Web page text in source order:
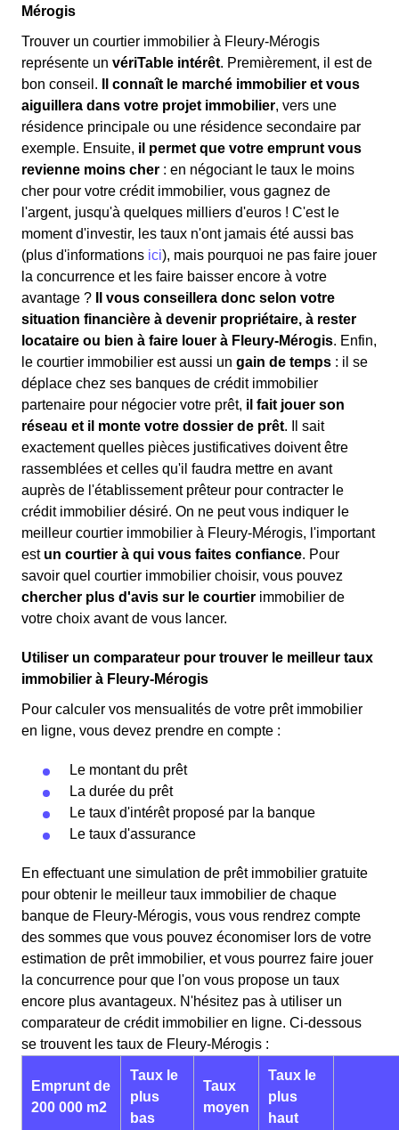
Mérogis
Trouver un courtier immobilier à Fleury-Mérogis
représente un vériTable intérêt. Premièrement, il est de
bon conseil.
Il connaît le marché immobilier et vous
aiguillera dans votre projet immobilier, vers une
résidence principale ou une résidence secondaire par
exemple. Ensuite, il permet que votre emprunt vous
revienne moins cher : en négociant le taux le moins
cher pour votre crédit immobilier, vous gagnez de
l'argent, jusqu'à quelques milliers d'euros ! C'est le
moment d'investir, les taux n'ont jamais été aussi bas
(plus d'informations ici), mais pourquoi ne pas faire jouer
la concurrence et les faire baisser encore à votre
avantage ?
Il vous conseillera donc selon votre
situation financière à devenir propriétaire, à rester
locataire ou bien à faire louer à Fleury-Mérogis. Enfin,
le courtier immobilier est aussi un gain de temps : il se
déplace chez ses banques de crédit immobilier
partenaire pour négocier votre prêt, il fait jouer son
réseau et il monte votre dossier de prêt. Il sait
exactement quelles pièces justificatives doivent être
rassemblées et celles qu'il faudra mettre en avant
auprès de l'établissement prêteur pour contracter le
crédit immobilier désiré. On ne peut vous indiquer le
meilleur courtier immobilier à Fleury-Mérogis, l'important
est un courtier à qui vous faites confiance. Pour
savoir quel courtier immobilier choisir, vous pouvez
chercher plus d'avis sur le courtier immobilier de
votre choix avant de vous lancer.
Utiliser un comparateur pour trouver le meilleur taux
immobilier à Fleury-Mérogis
Pour calculer vos mensualités de votre prêt immobilier
en ligne, vous devez prendre en compte :
Le montant du prêt
La durée du prêt
Le taux d'intérêt proposé par la banque
Le taux d'assurance
En effectuant une simulation de prêt immobilier gratuite
pour obtenir le meilleur taux immobilier de chaque
banque de Fleury-Mérogis, vous vous rendrez compte
des sommes que vous pouvez économiser lors de votre
estimation de prêt immobilier, et vous pourrez faire jouer
la concurrence pour que l'on vous propose un taux
encore plus avantageux. N'hésitez pas à utiliser un
comparateur de crédit immobilier en ligne. Ci-dessous
se trouvent les taux de Fleury-Mérogis :
Emprunt de
200 000 m2
Taux le
plus
bas
Taux
moyen
Taux le
plus
haut